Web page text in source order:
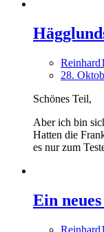
28.
Schönes Teil,
Aber ich bin
Hatten die
es nur zum
Ein